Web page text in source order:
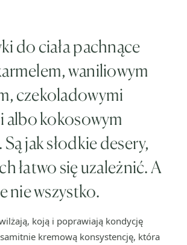
do ciała pachnące
waniliowym
czekoladowymi
albo kokosowym
jak słodkie desery,
łatwo się uzależnić. A
nie wszystko.
koją i poprawiają kondycję
kremową konsystencję, która